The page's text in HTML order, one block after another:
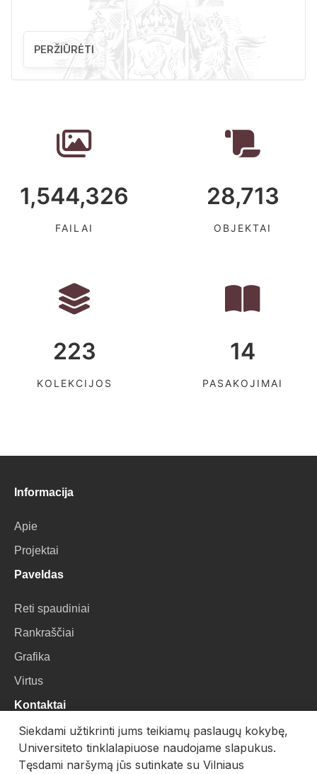
PERŽIŪRĖTI
1,544,326
FAILAI
28,713
OBJEKTAI
223
KOLEKCIJOS
14
PASAKOJIMAI
Informacija
Apie
Projektai
Paveldas
Reti spaudiniai
Rankraščiai
Grafika
Virtus
Kontaktai
VU Biblioteka
Universiteto g. 3, LT-01122, Vilnius
Siekdami užtikrinti jums teikiamų paslaugų kokybę,
Universiteto tinklalapiuose naudojame slapukus.
Tęsdami naršymą jūs sutinkate su Vilniaus